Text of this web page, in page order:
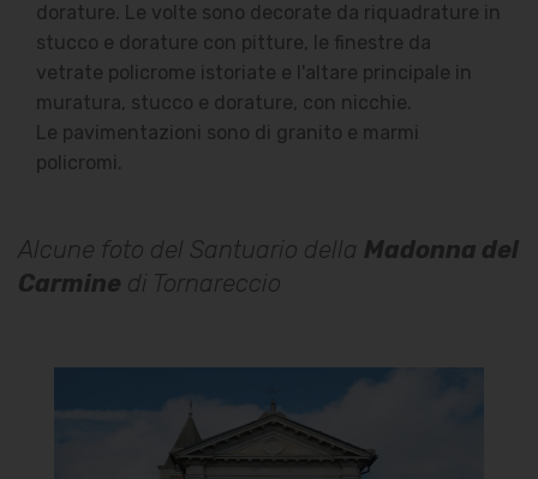
dorature. Le volte sono decorate da riquadrature in
stucco e dorature con pitture, le finestre da
vetrate policrome istoriate e l'altare principale in
muratura, stucco e dorature, con nicchie.
Le pavimentazioni sono di granito e marmi
policromi.
Alcune foto del Santuario della Madonna del
Carmine di Tornareccio
Santuario della Madonna del
Carmine